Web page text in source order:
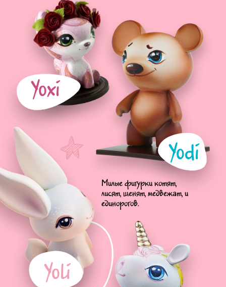
Милые фигурки котят,
лисят, щенят, медвежат, и
единорогов.
Yoxi
Yodi
Yoli